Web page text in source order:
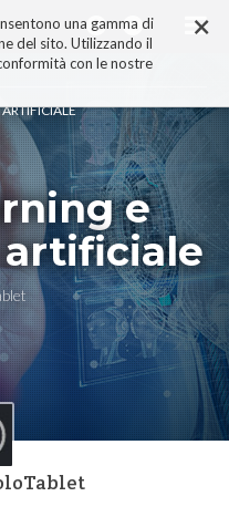
×
una gamma di
del sito. Utilizzando il
con le nostre
e